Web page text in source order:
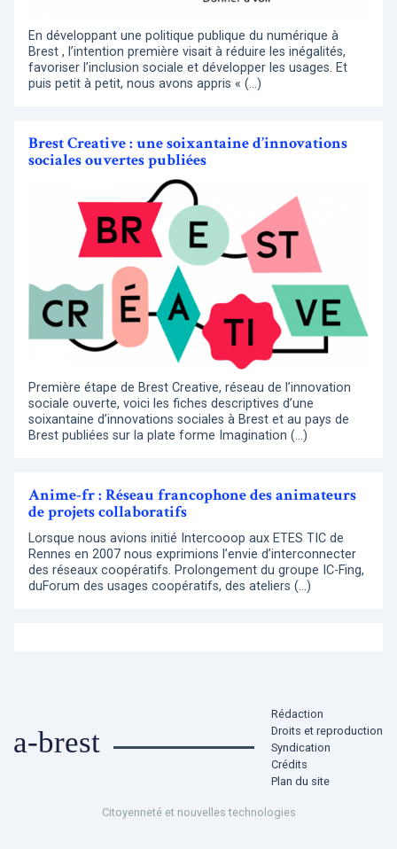
En développant une politique publique du numérique à
Brest , l’intention première visait à réduire les inégalités,
favoriser l’inclusion sociale et développer les usages. Et
puis petit à petit, nous avons appris « (…)
Brest Creative : une soixantaine d’innovations
sociales ouvertes publiées
Première étape de Brest Creative, réseau de l’innovation
sociale ouverte, voici les fiches descriptives d’une
soixantaine d’innovations sociales à Brest et au pays de
Brest publiées sur la plate forme Imagination (…)
Anime-fr : Réseau francophone des animateurs
de projets collaboratifs
Lorsque nous avions initié Intercooop aux ETES TIC de
Rennes en 2007 nous exprimions l’envie d’interconnecter
des réseaux coopératifs. Prolongement du groupe IC-Fing,
duForum des usages coopératifs, des ateliers (…)
a-brest
Rédaction
Droits et reproduction
Syndication
Crédits
Plan du site
Citoyenneté et nouvelles technologies